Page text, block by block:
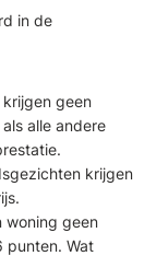
in de
krijgen geen
alle andere
krijgen
woning geen
punten. Wat